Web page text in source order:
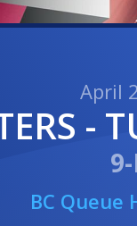
April
-
BC Queue